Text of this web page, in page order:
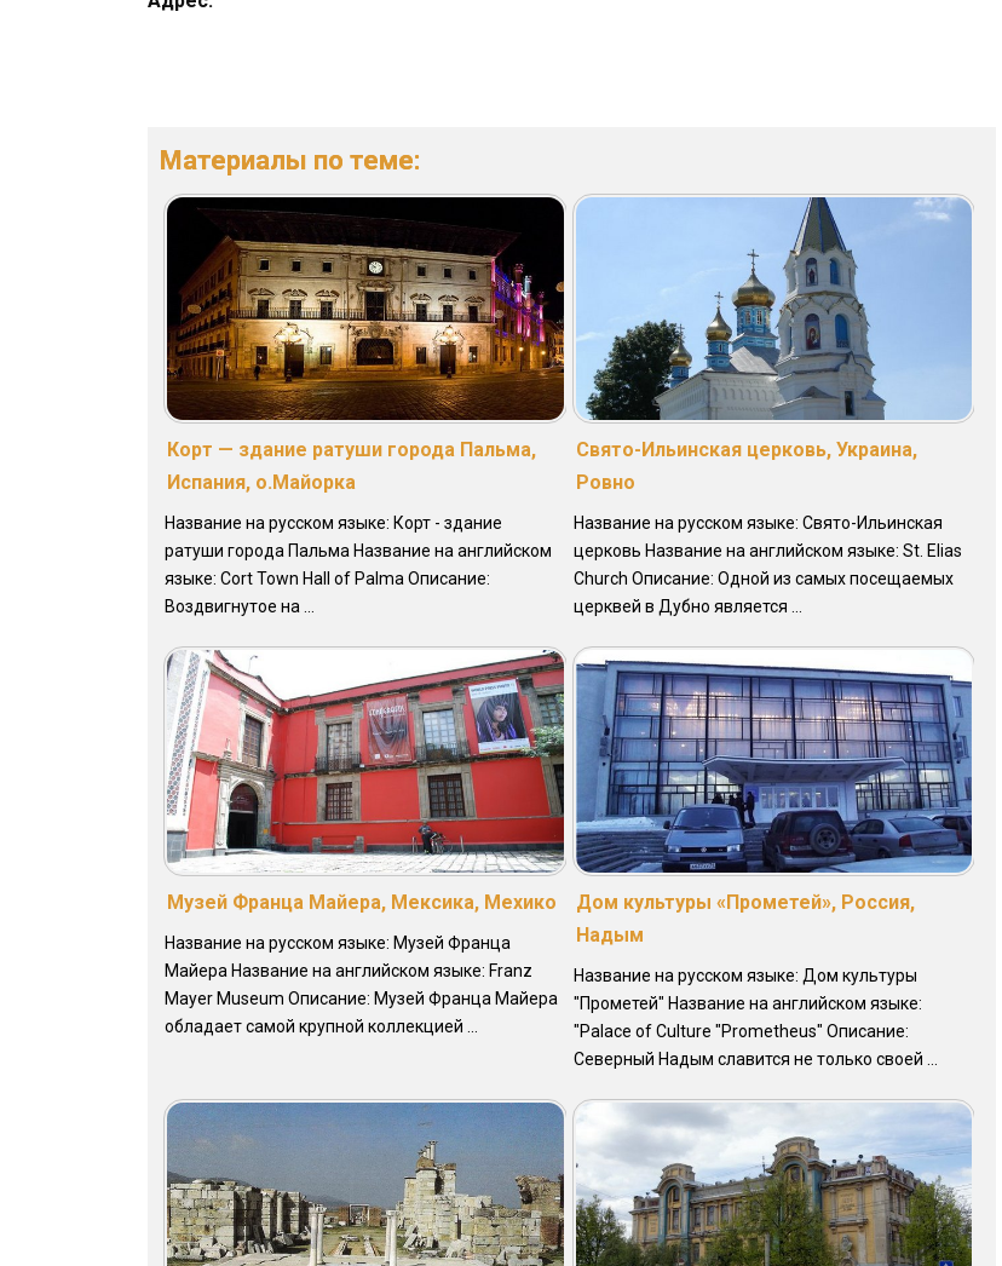
Материалы по теме:
Корт — здание ратуши города Пальма,
Испания, о.Майорка
Название на русском языке: Корт - здание
ратуши города Пальма Название на английском
языке: Cort Town Hall of Palma Описание:
Воздвигнутое на ...
Свято-Ильинская церковь, Украина,
Ровно
Название на русском языке: Свято-Ильинская
церковь Название на английском языке: St. Elias
Church Описание: Одной из самых посещаемых
церквей в Дубно является ...
Музей Франца Майера, Мексика, Мехико
Название на русском языке: Музей Франца
Майера Название на английском языке: Franz
Mayer Museum Описание: Музей Франца Майера
обладает самой крупной коллекцией ...
Дом культуры «Прометей», Россия,
Надым
Название на русском языке: Дом культуры
"Прометей" Название на английском языке:
"Palace of Culture "Prometheus" Описание:
Северный Надым славится не только своей ...